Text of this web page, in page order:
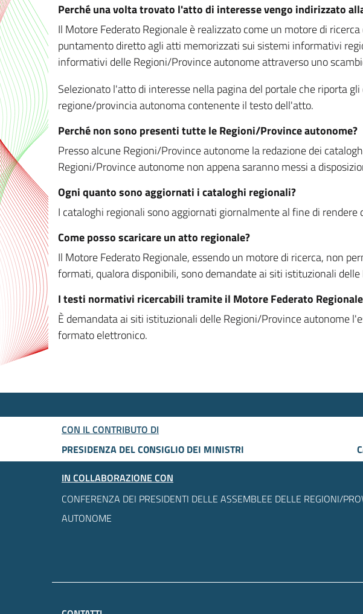
Perché una volta trovato l'atto di interesse vengo indirizzato
Il Motore Federato Regionale è realizzato come un motore di
puntamento diretto agli atti memorizzati sui sistemi informativi
informativi delle Regioni/Province autonome attraverso uno
Selezionato l'atto di interesse nella pagina del portale che riporta
regione/provincia autonoma contenente il testo dell'atto.
Perché non sono presenti tutte le Regioni/Province autonome?
Presso alcune Regioni/Province autonome la redazione dei
Regioni/Province autonome non appena saranno messi a
Ogni quanto sono aggiornati i cataloghi regionali?
I cataloghi regionali sono aggiornati giornalmente al fine di
Come posso scaricare un atto regionale?
Il Motore Federato Regionale, essendo un motore di ricerca, non
formati, qualora disponibili, sono demandate ai siti istituzionali
I testi normativi ricercabili tramite il Motore Federato
È demandata ai siti istituzionali delle Regioni/Province autonome
formato elettronico.
CON IL CONTRIBUTO DI
PRESIDENZA DEL CONSIGLIO DEI MINISTRI
IN COLLABORAZIONE CON
CONFERENZA DEI PRESIDENTI DELLE ASSEMBLEE DELLE REGIONI/
AUTONOME